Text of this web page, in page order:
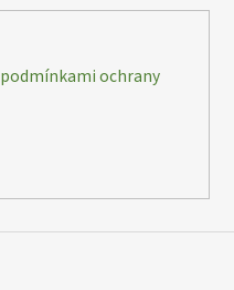
podmínkami ochrany